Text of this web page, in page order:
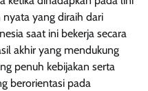
yang diraih dari
saat ini bekerja secara
akhir yang mendukung
penuh kebijakan serta
berorientasi pada